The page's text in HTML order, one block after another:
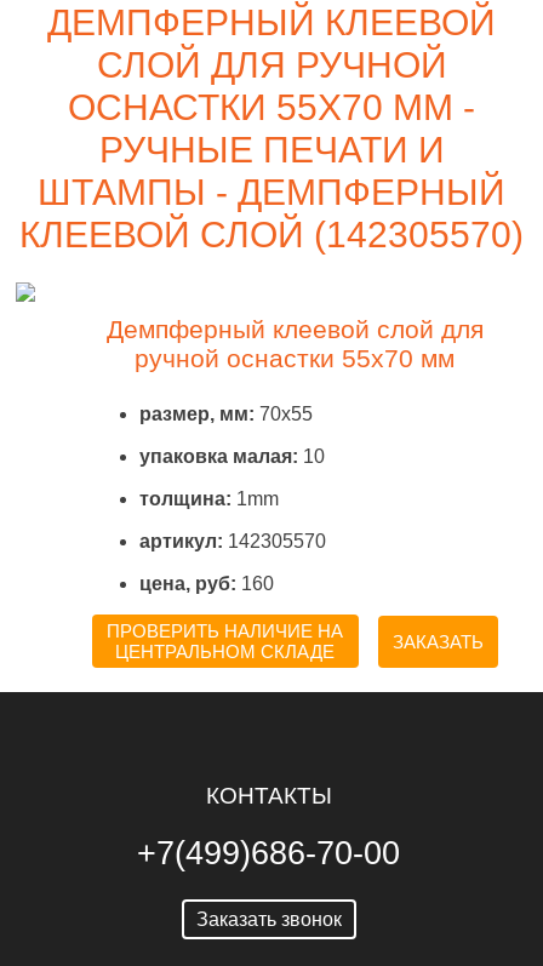
ДЕМПФЕРНЫЙ КЛЕЕВОЙ
СЛОЙ ДЛЯ РУЧНОЙ
ОСНАСТКИ 55X70 ММ -
РУЧНЫЕ ПЕЧАТИ И
ШТАМПЫ - ДЕМПФЕРНЫЙ
КЛЕЕВОЙ СЛОЙ (142305570)
Демпферный клеевой слой для
ручной оснастки 55x70 мм
размер, мм: 70x55
упаковка малая: 10
толщина: 1mm
артикул: 142305570
цена, руб: 160
ПРОВЕРИТЬ НАЛИЧИЕ НА
ЦЕНТРАЛЬНОМ СКЛАДЕ
ЗАКАЗАТЬ
КОНТАКТЫ
+7(499)686-70-00
Заказать звонок